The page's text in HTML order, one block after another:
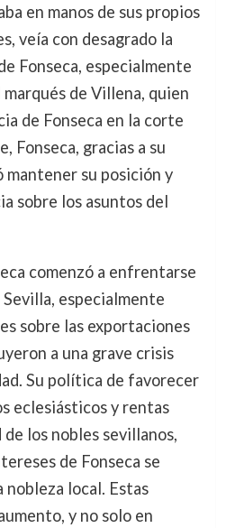
en manos de sus propios
veía con desagrado la
Fonseca, especialmente
de Villena, quien
de Fonseca en la corte
Fonseca, gracias a su
su posición y
sobre los asuntos del
comenzó a enfrentarse
Sevilla, especialmente
sobre las exportaciones
a una grave crisis
Su política de favorecer
eclesiásticos y rentas
los nobles sevillanos,
de Fonseca se
nobleza local. Estas
y no solo en